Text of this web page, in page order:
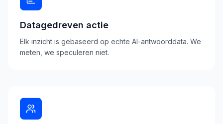
Datagedreven actie
Elk inzicht is gebaseerd op echte AI-antwoorddata. We
meten, we speculeren niet.